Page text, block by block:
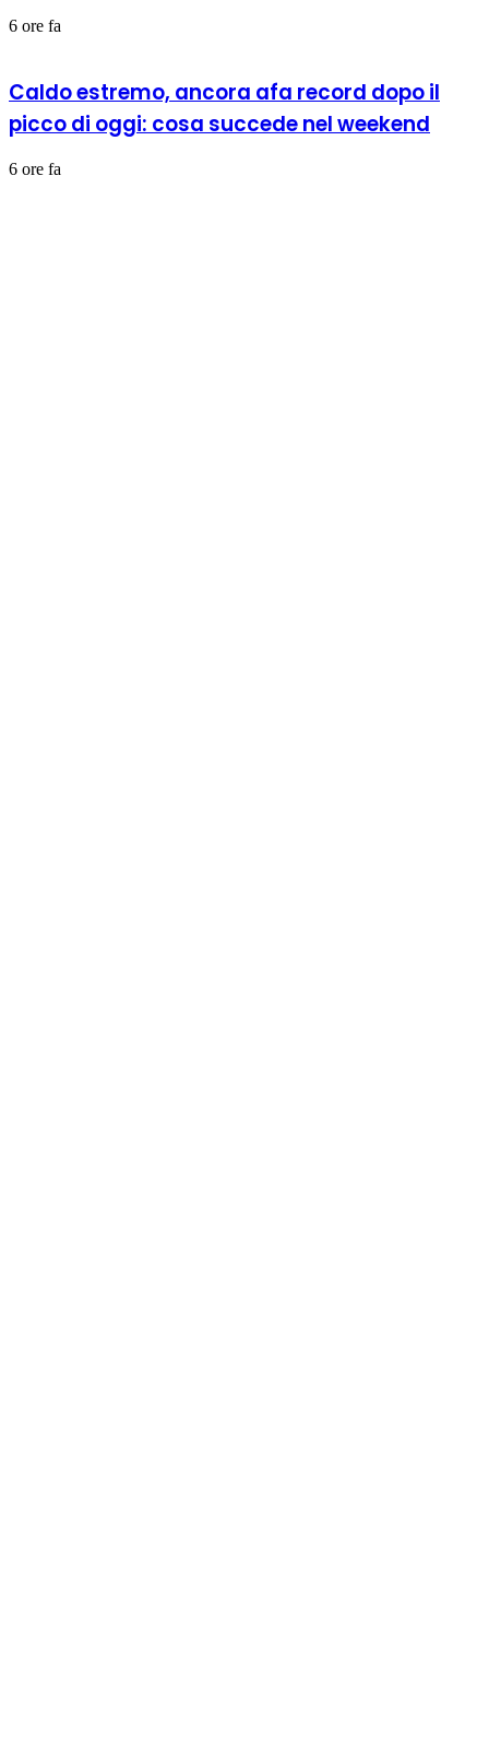
6 ore fa
Caldo estremo, ancora afa record dopo il
picco di oggi: cosa succede nel weekend
6 ore fa